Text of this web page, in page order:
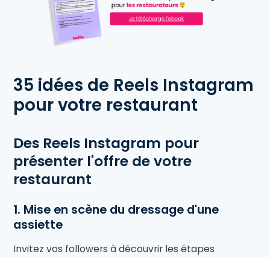
35 idées de Reels Instagram
pour votre restaurant
Des Reels Instagram pour
présenter l'offre de votre
restaurant
1. Mise en scène du dressage d'une
assiette
Invitez vos followers à découvrir les étapes